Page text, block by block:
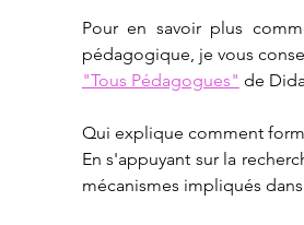
Pour en savoir plus
pédagogique, je vous
"Tous Pédagogues" de
Qui explique comment
En s'appuyant sur la
mécanismes impliqués